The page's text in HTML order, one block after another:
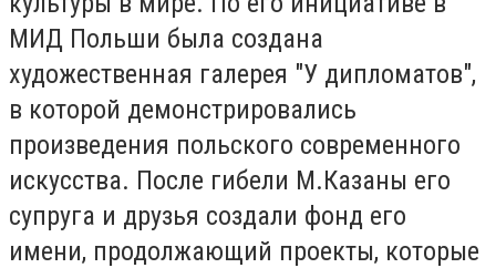
МИД Польши была создана
художественная галерея "У дипломатов",
в которой демонстрировались
произведения польского современного
искусства. После гибели М.Казаны его
супруга и друзья создали фонд его
имени, продолжающий проекты, которые